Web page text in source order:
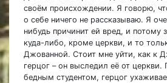
своём происхождении. Я говорю,
о себе ничего не рассказываю. Я
нибудь причинит ей вред, и потому
куда-либо, кроме церкви, и то
Джованной. Стоит мне уйти, как к
герцог – он выследил её от церкви.
бедным студентом, герцог